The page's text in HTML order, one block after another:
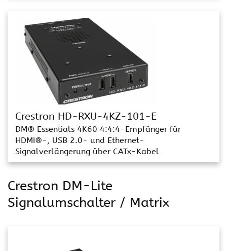
Crestron HD-RXU-4KZ-101-E
DM® Essentials 4K60 4:4:4-Empfänger für
HDMI®-, USB 2.0- und Ethernet-
Signalverlängerung über CATx-Kabel
Crestron DM-Lite
Signalumschalter / Matrix